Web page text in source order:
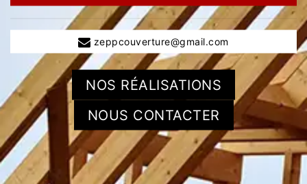
zeppcouverture@gmail.com
NOS RÉALISATIONS
NOUS CONTACTER